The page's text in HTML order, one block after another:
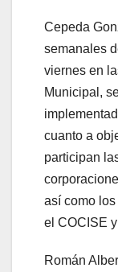
Cepeda
semanales
viernes en
Municipal,
cuanto a
participan
así como
el COCISE
Román